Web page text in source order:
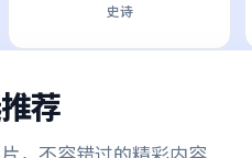
史诗
荐